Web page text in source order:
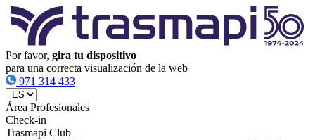
Por favor, gira tu dispositivo
para una correcta visualización de la web
971 314 433
Área Profesionales
Check-in
Trasmapi Club